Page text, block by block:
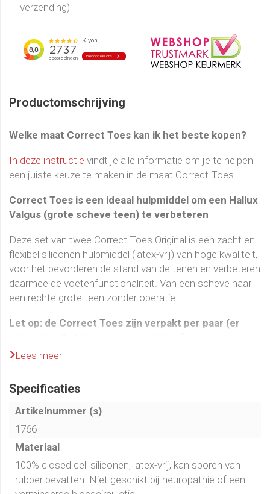
verzending)
Productomschrijving
Welke maat Correct Toes kan ik het beste kopen?
In deze instructie vindt je alle informatie om je te helpen
een juiste keuze te maken in de maat Correct Toes.
Correct Toes is een ideaal hulpmiddel om een Hallux
Valgus (grote scheve teen) te verbeteren
Deze set van twee Correct Toes Original is een zacht en
flexibel siliconen hulpmiddel (latex-vrij) van hoge kwaliteit,
voor het bevorderen de stand van de tenen en verbeteren
daarmee de voetenfunctionaliteit. Van een scheve naar
een rechte grote teen zonder operatie.
Let op: de Correct Toes zijn verpakt per paar (er
zitten dus 2 stuks in een verpakking).
Wanneer gebruik ik de Correct Toes?
De Correct Toes zijn te gebruiken bij een grote scheve
wintertenen, likdoorns of blaren, tenen die langs elkaar
wrijven of over elkaar heen gaan, klauwtenen of
hamertenen.
De meeste voetklachten, bijvoorbeeld hallux valgus,
hielspoor en likdoorns, ontstaan doordat we de beweging
Lees meer
Specificaties
Artikelnummer (s)
1766
Materiaal
100% closed cell siliconen, latex-vrij, kan sporen van
rubber bevatten. Niet geschikt bij neuropathie of een